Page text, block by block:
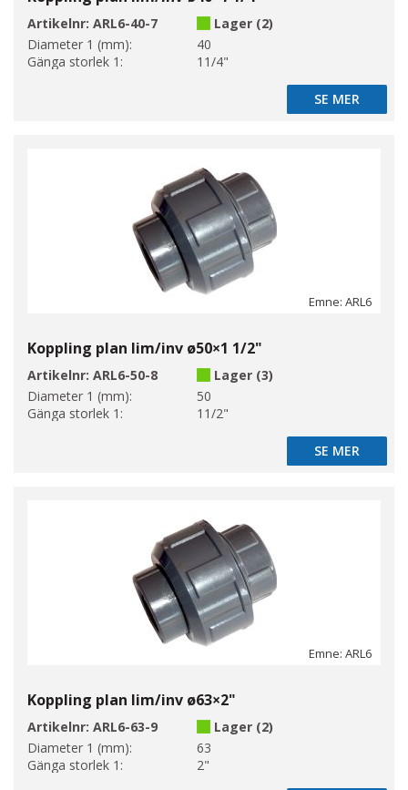
Artikelnr: ARL6-40-7
Lager (2)
Diameter 1 (mm):
40
Gänga storlek 1:
11/4"
SE MER
SE MER
Emne: ARL6
Koppling plan lim/inv ø50×1 1/2"
Artikelnr: ARL6-50-8
Lager (3)
Diameter 1 (mm):
50
Gänga storlek 1:
11/2"
SE MER
SE MER
Emne: ARL6
Koppling plan lim/inv ø63×2"
Artikelnr: ARL6-63-9
Lager (2)
Diameter 1 (mm):
63
Gänga storlek 1:
2"